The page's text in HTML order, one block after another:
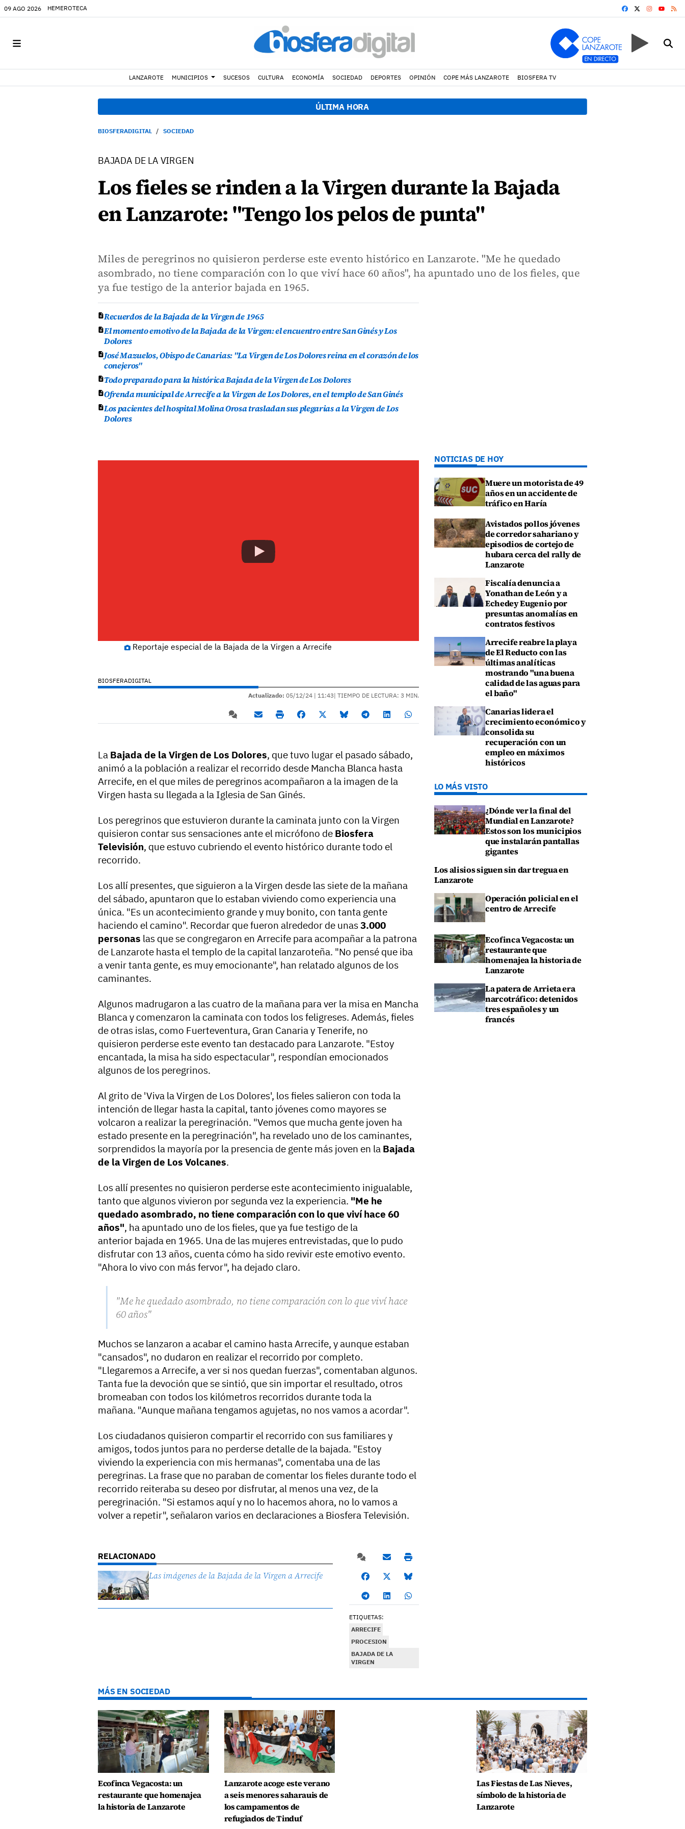
09 AGO 2026 HEMEROTECA FACEBOOK
YOUTUBE
LANZAROTE MUNICIPIOS SUCESOS CULTURA ECONOMÍA SOCIEDAD DEPORTES OPINIÓN COPE MÁS LANZAROTE BIOSFERA TV
ÚLTIMA HORA
BIOSFERADIGITAL SOCIEDAD
BAJADA DE LA VIRGEN
Los fieles se rinden a la Virgen durante la Bajada
en Lanzarote: "Tengo los pelos de punta"
Miles de peregrinos no quisieron perderse este evento histórico en Lanzarote. "Me he quedado
asombrado, no tiene comparación con lo que viví hace 60 años", ha apuntado uno de los fieles, que
ya fue testigo de la anterior bajada en 1965.
Recuerdos de la Bajada de la Virgen de 1965
El momento emotivo de la Bajada de la Virgen: el encuentro entre San Ginés y Los
Dolores
José Mazuelos, Obispo de Canarias: "La Virgen de Los Dolores reina en el corazón de los
conejeros"
Todo preparado para la histórica Bajada de la Virgen de Los Dolores
Ofrenda municipal de Arrecife a la Virgen de Los Dolores, en el templo de San Ginés
Los pacientes del hospital Molina Orosa trasladan sus plegarias a la Virgen de Los
Dolores
Reportaje especial de la Bajada de la Virgen a Arrecife
BIOSFERADIGITAL
Actualizado: 05/12/24 | 11:43| TIEMPO DE LECTURA: 3 MIN.
La Bajada de la Virgen de Los Dolores, que tuvo lugar el pasado sábado,
animó a la población a realizar el recorrido desde Mancha Blanca hasta
Arrecife, en el que miles de peregrinos acompañaron a la imagen de la
Virgen hasta su llegada a la Iglesia de San Ginés.
Los peregrinos que estuvieron durante la caminata junto con la Virgen
quisieron contar sus sensaciones ante el micrófono de Biosfera
Televisión, que estuvo cubriendo el evento histórico durante todo el
recorrido.
Los allí presentes, que siguieron a la Virgen desde las siete de la mañana
del sábado, apuntaron que lo estaban viviendo como experiencia una
única. "Es un acontecimiento grande y muy bonito, con tanta gente
haciendo el camino". Recordar que fueron alrededor de unas3.000
personas las que se congregaron en Arrecife para acompañar a la patrona
de Lanzarote hasta el templo de la capital lanzaroteña. "No pensé que iba
a venir tanta gente, es muy emocionante", han relatado algunos de los
caminantes.
Algunos madrugaron a las cuatro de la mañana para ver la misa en Mancha
Blanca y comenzaron la caminata con todos los feligreses. Además, fieles
de otras islas, como Fuerteventura, Gran Canaria y Tenerife, no
quisieron perderse este evento tan destacado para Lanzarote. "Estoy
encantada, la misa ha sido espectacular", respondían emocionados
algunos de los peregrinos.
Al grito de 'Viva la Virgen de Los Dolores', los fieles salieron con toda la
intención de llegar hasta la capital, tanto jóvenes como mayores se
volcaron a realizar la peregrinación. "Vemos que mucha gente joven ha
estado presente en la peregrinación", ha revelado uno de los caminantes,
sorprendidos la mayoría por la presencia de gente más joven en la Bajada
de la Virgen de Los Volcanes.
Los allí presentes no quisieron perderse este acontecimiento inigualable,
tanto que algunos vivieron por segunda vez la experiencia. "Me he
quedado asombrado, no tiene comparación con lo que viví hace 60
años", ha apuntado uno de los fieles, que ya fue testigo de la
anterior bajada en 1965. Una de las mujeres entrevistadas, que lo pudo
disfrutar con 13 años, cuenta cómo ha sido revivir este emotivo evento.
"Ahora lo vivo con más fervor", ha dejado claro.
"Me he quedado asombrado, no tiene comparación con lo que viví hace
60 años"
Muchos se lanzaron a acabar el camino hasta Arrecife, y aunque estaban
"cansados", no dudaron en realizar el recorrido por completo.
"Llegaremos a Arrecife, a ver si nos quedan fuerzas", comentaban algunos.
Tanta fue la devoción que se sintió, que sin importar el resultado, otros
bromeaban con todos los kilómetros recorridos durante toda la
mañana. "Aunque mañana tengamos agujetas, no nos vamos a acordar".
Los ciudadanos quisieron compartir el recorrido con sus familiares y
amigos, todos juntos para no perderse detalle de la bajada. "Estoy
viviendo la experiencia con mis hermanas", comentaba una de las
peregrinas. La frase que no paraban de comentar los fieles durante todo el
recorrido reiteraba su deseo por disfrutar, al menos una vez, de la
peregrinación. "Si estamos aquí y no lo hacemos ahora, no lo vamos a
volver a repetir", señalaron varios en declaraciones a Biosfera Televisión.
Las imágenes de la Bajada de la Virgen a Arrecife
ETIQUETAS:
ARRECIFE
PROCESION
BAJADA DE LA
VIRGEN
NOTICIAS DE HOY
Muere un motorista de 49
años en un accidente de
tráfico en Haría
Avistados pollos jóvenes
de corredor sahariano y
episodios de cortejo de
hubara cerca del rally de
Lanzarote
Fiscalía denuncia a
Yonathan de León y a
Echedey Eugenio por
presuntas anomalías en
contratos festivos
Arrecife reabre la playa
de El Reducto con las
últimas analíticas
mostrando "una buena
calidad de las aguas para
el baño"
Canarias lidera el
crecimiento económico y
consolida su
recuperación con un
empleo en máximos
históricos
LO MÁS VISTO
¿Dónde ver la final del
Mundial en Lanzarote?
Estos son los municipios
que instalarán pantallas
gigantes
Los alisios siguen sin dar tregua en
Lanzarote
Operación policial en el
centro de Arrecife
Ecofinca Vegacosta: un
restaurante que
homenajea la historia de
Lanzarote
La patera de Arrieta era
narcotráfico: detenidos
tres españoles y un
francés
MÁS EN SOCIEDAD
Ecofinca Vegacosta: un
restaurante que homenajea
la historia de Lanzarote
Lanzarote acoge este verano
a seis menores saharauis de
los campamentos de
refugiados de Tinduf
Las Fiestas de Las Nieves,
símbolo de la historia de
Lanzarote